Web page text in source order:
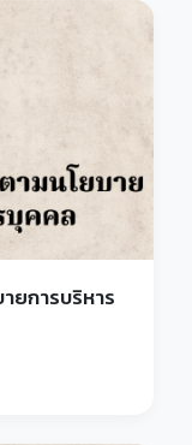
ยการบริหาร